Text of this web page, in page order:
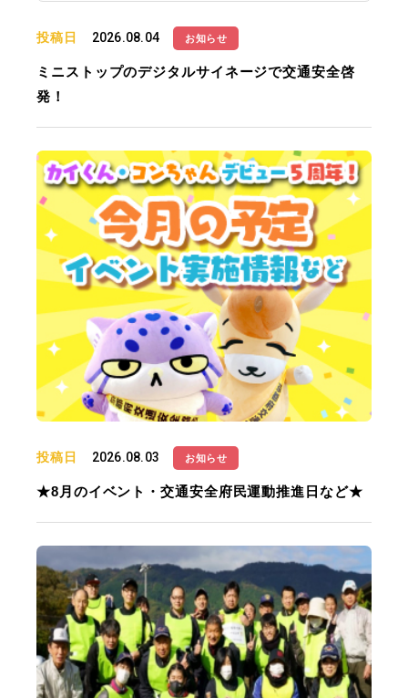
投稿日 2026.08.04 お知らせ
ミニストップのデジタルサイネージで交通安全啓
発！
投稿日 2026.08.03 お知らせ
★8月のイベント・交通安全府民運動推進日など★